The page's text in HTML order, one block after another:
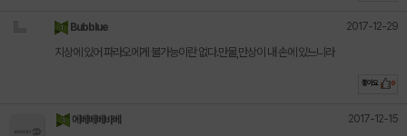
Bubblue 2017-12-29
지상에 있어 파라오에게 불가능이란 없다.만물,만상이 내 손에 있느니라
좋아요 0
에베베베바베 2017-12-15